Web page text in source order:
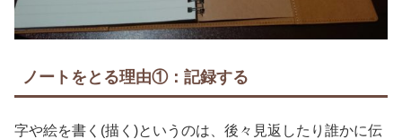
ノートをとる理由①：記録する
字や絵を書く(描く)というのは、後々見返したり誰かに伝